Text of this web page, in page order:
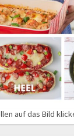
auf das Bild